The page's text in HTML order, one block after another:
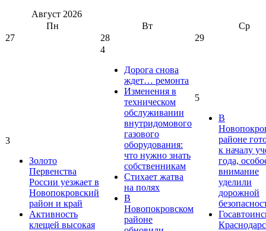
Август 2026
Пн
Вт
Ср
27
28 29
3
Золото
Первенства
России уезжает в
Новопокровский
район и край
Активность
клещей высокая
4
Дорога снова
ждет… ремонта
Изменения в
техническом
обслуживании
внутридомового
газового
оборудования:
что нужно знать
собственникам
Стихает жатва
на полях
В
Новопокровском
районе
5
В
районе
к началу
года,
внимание
уделили
дорожной